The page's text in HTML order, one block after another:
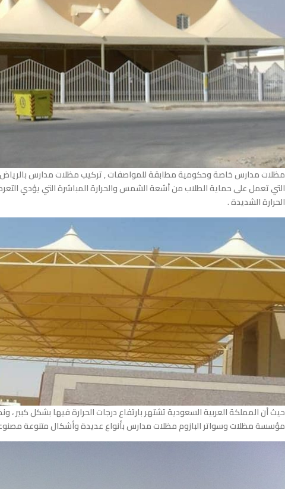
مظلات مدارس خاصة وحكومية مطابقة للمواصفات , تركيب مظلات مدارس
التي تعمل على حماية الطلاب من أشعة الشمس والحرارة المباشرة التي يؤدي
الحرارة الشديدة .
حيث أن المملكة العربية السعودية تشتهر بارتفاع درجات الحرارة فيها بشكل
مؤسسة مظلات وسواتر البازوم مظلات مدارس بأنواع عديدة وأشكال متنوعة